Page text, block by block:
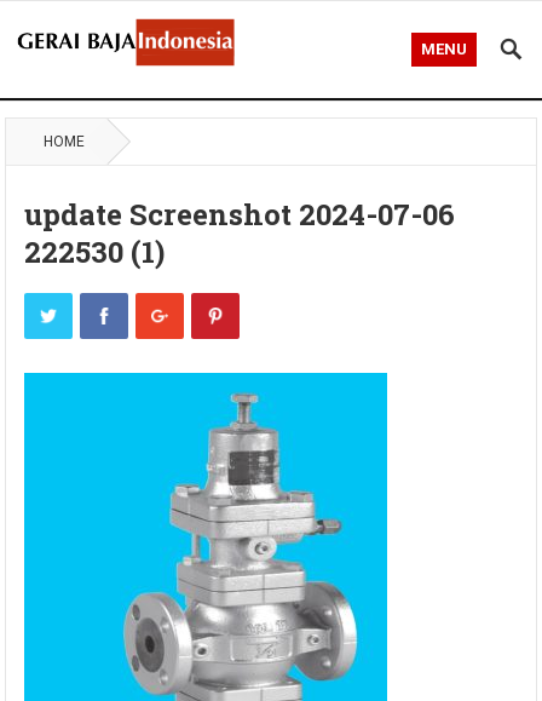
MENU
HOME
update Screenshot 2024-07-06
222530 (1)